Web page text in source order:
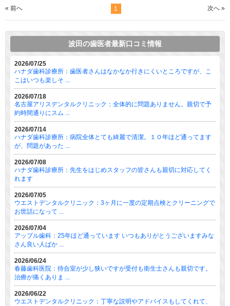
« 前へ 1 次へ »
波田の歯医者最新口コミ情報
2026/07/25
ハナダ歯科診療所：歯医者さんはなかなか行きにくいところですが、こ
こはいつも楽しそ ...
2026/07/18
名古屋アリスデンタルクリニック：全体的に問題ありません。親切で予
約時間通りにスム ...
2026/07/14
ハナダ歯科診療所：病院全体とても綺麗で清潔。１０年ほど通ってます
が、問題があった ...
2026/07/08
ハナダ歯科診療所：先生をはじめスタッフの皆さんも親切に対応してく
れます
2026/07/05
ウエストデンタルクリニック：3ヶ月に一度の定期点検とクリーニングで
お世話になって ...
2026/07/04
アップル歯科：25年ほど通っています いつもありがとうございますみな
さん良い人ばか ...
2026/06/24
春藤歯科医院：待合室が少し狭いですが受付も衛生士さんも親切です。
治療が痛くありま ...
2026/06/22
ウエストデンタルクリニック：丁寧な説明やアドバイスもしてくれて、